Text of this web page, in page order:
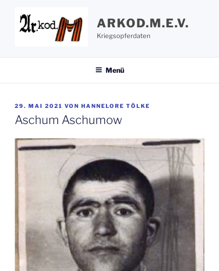
springen
ARKOD.M.E.V.
Kriegsopferdaten
Menü
VERÖFFENTLICHT
AM
29. MAI 2021 VON HANNELORE TÖLKE
Aschum Aschumow